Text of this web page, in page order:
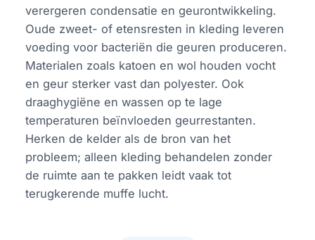
verergeren condensatie en geurontwikkeling.
Oude zweet- of etensresten in kleding leveren
voeding voor bacteriën die geuren produceren.
Materialen zoals katoen en wol houden vocht
en geur sterker vast dan polyester. Ook
draaghygiëne en wassen op te lage
temperaturen beïnvloeden geurrestanten.
Herken de kelder als de bron van het
probleem; alleen kleding behandelen zonder
de ruimte aan te pakken leidt vaak tot
terugkerende muffe lucht.